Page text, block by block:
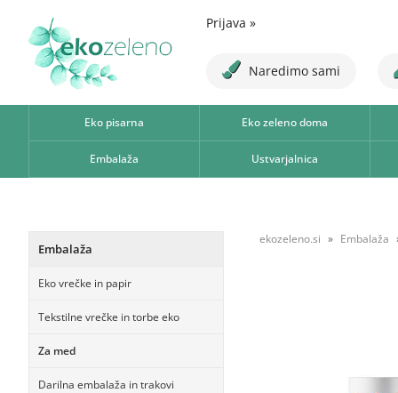
Prijava »
Naredimo sami
Eko pisarna Eko zeleno doma
Embalaža Ustvarjalnica
Embalaža
Eko vrečke in papir
Tekstilne vrečke in torbe eko
Za med
Darilna embalaža in trakovi
ekozeleno.si Embalaža